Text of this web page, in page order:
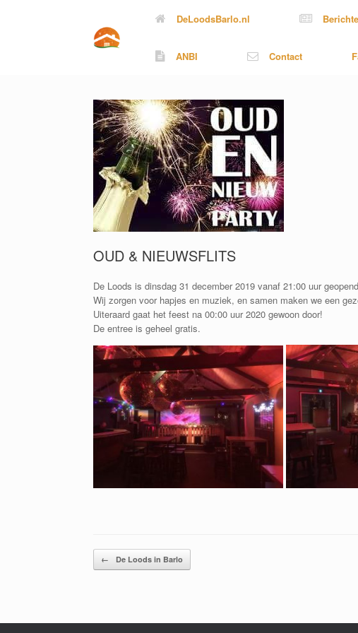
DeLoodsBarlo.nl
ANBI Contact
OUD & NIEUWSFLITS
De Loods is dinsdag 31 december 2019 vanaf 21:00 uur
Wij zorgen voor hapjes en muziek, en samen maken we een
Uiteraard gaat het feest na 00:00 uur 2020 gewoon door!
De entree is geheel gratis.
Bericht navigatie
← De Loods in Barlo